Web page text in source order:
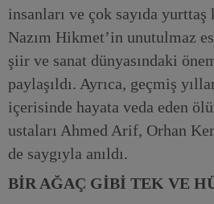
insanları ve çok sayıda yurttaş
Nazım Hikmet’in unutulmaz
şiir ve sanat dünyasındaki
paylaşıldı. Ayrıca, geçmiş
içerisinde hayata veda eden
ustaları Ahmed Arif, Orhan
de saygıyla anıldı.
BİR AĞAÇ GİBİ TEK VE